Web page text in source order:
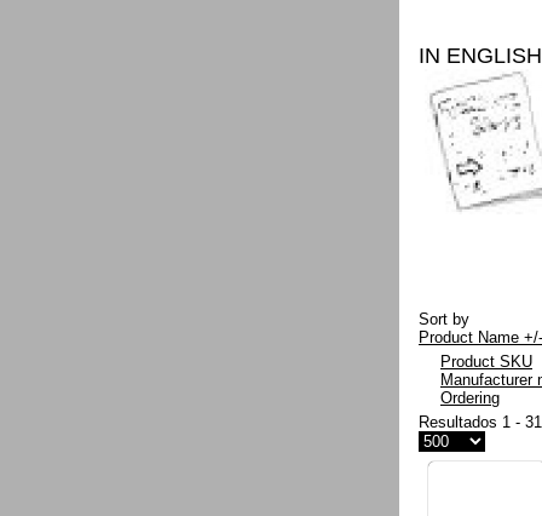
IN ENGLISH
Sort by
Product Name +/-
Product SKU
Manufacturer
Ordering
Resultados 1 -